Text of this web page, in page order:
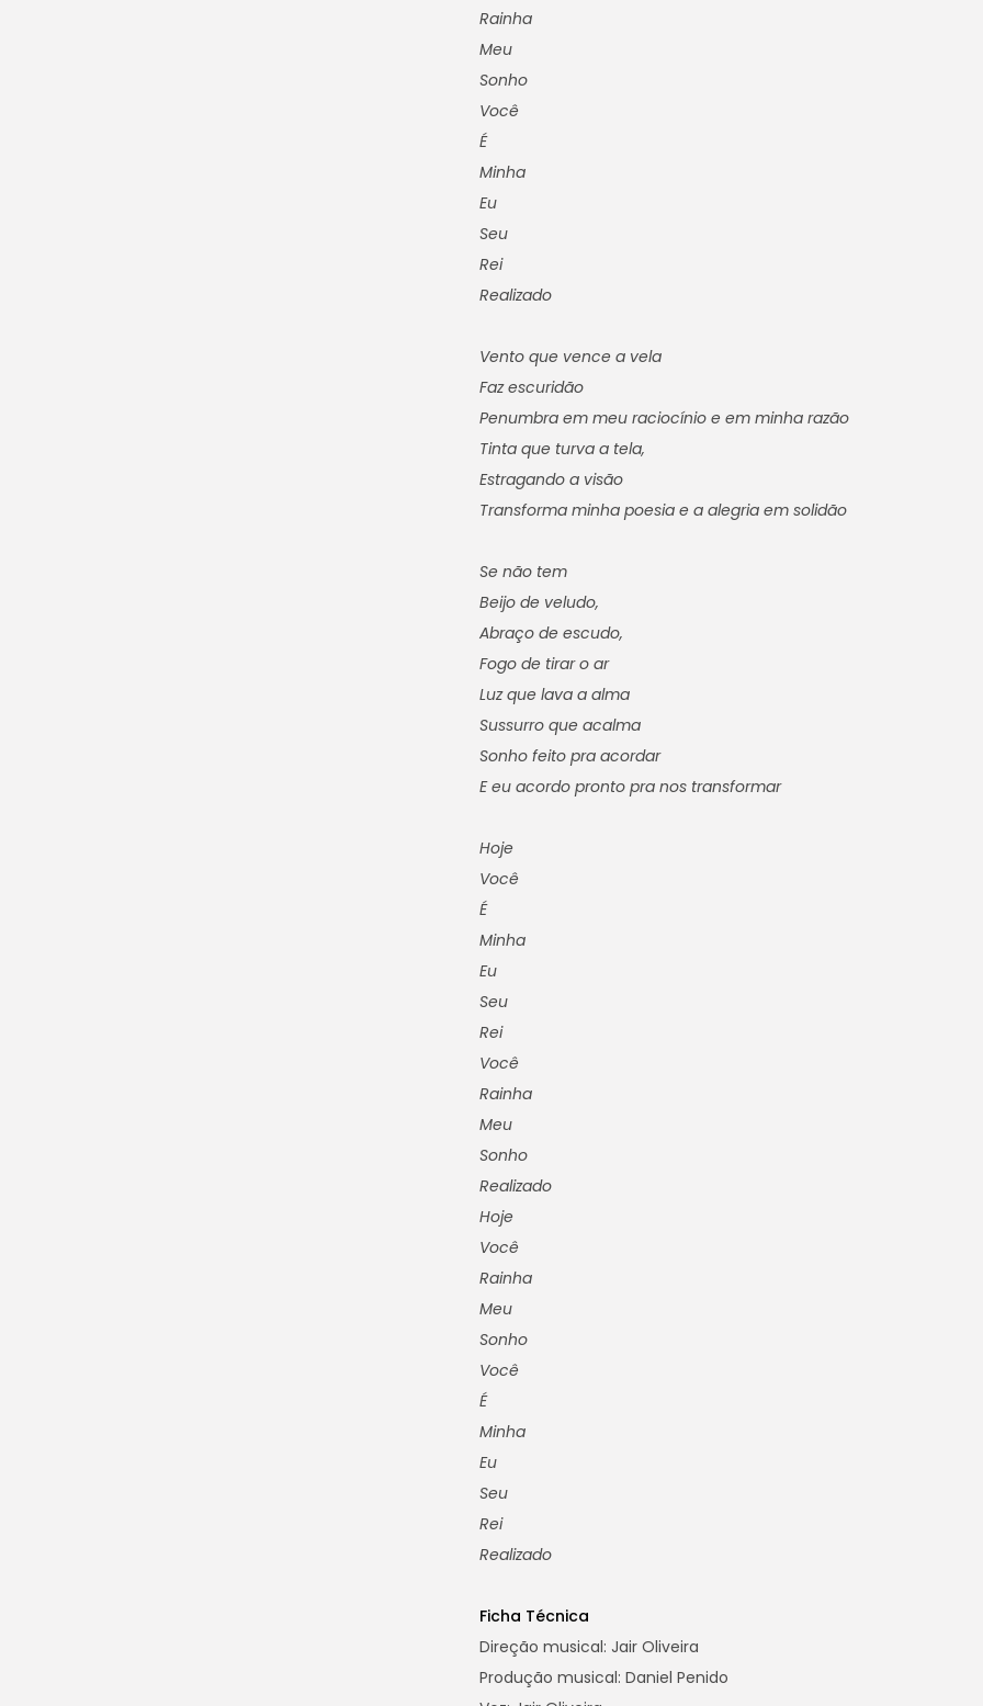
Rainha
Meu
Sonho
Você
É
Minha
Eu
Seu
Rei
Realizado
Vento que vence a vela
Faz escuridão
Penumbra em meu raciocínio e em minha razão
Tinta que turva a tela,
Estragando a visão
Transforma minha poesia e a alegria em solidão
Se não tem
Beijo de veludo,
Abraço de escudo,
Fogo de tirar o ar
Luz que lava a alma
Sussurro que acalma
Sonho feito pra acordar
E eu acordo pronto pra nos transformar
Hoje
Você
É
Minha
Eu
Seu
Rei
Você
Rainha
Meu
Sonho
Realizado
Hoje
Você
Rainha
Meu
Sonho
Você
É
Minha
Eu
Seu
Rei
Realizado
Ficha Técnica
Direção musical: Jair Oliveira
Produção musical: Daniel Penido